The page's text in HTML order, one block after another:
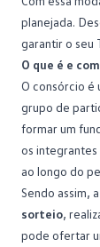
planejada.
garantir o seu
O que é e
O consórcio é
grupo de
formar um
os
ao longo do
Sendo assim, a
sorteio,
pode ofertar